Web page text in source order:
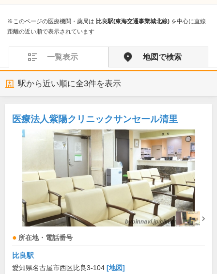
※このページの医療機関・薬局は 比良駅(東海交通事業城北線) を中心に直線
距離の近い順で表示されています
一覧表示 地図で検索
駅から近い順に全3件を表示
医療法人紫陽クリニックサンセール清里
所在地・電話番号
比良駅
愛知県名古屋市西区比良3-104 [地図]